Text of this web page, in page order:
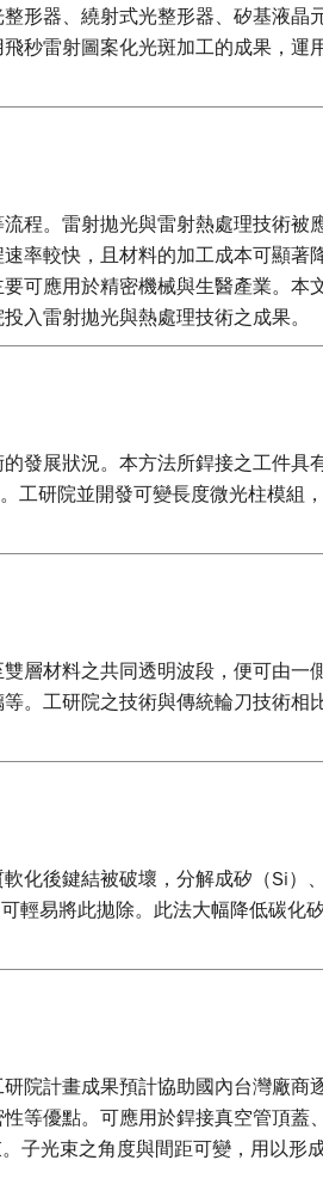
形器、繞射式光整形器、矽基液晶
秒雷射圖案化光斑加工的成果，運
程。雷射拋光與雷射熱處理技術被
率較快，且材料的加工成本可顯著
可應用於精密機械與生醫產業。本
入雷射拋光與熱處理技術之成果。
發展狀況。本方法所銲接之工件具
研院並開發可變長度微光柱模組
層材料之共同透明波段，便可由一
。工研院之技術與傳統輪刀技術相
化後鍵結被破壞，分解成矽（Si）
輕易將此拋除。此法大幅降低碳化
院計畫成果預計協助國內台灣廠商
等優點。可應用於銲接真空管頂蓋
子光束之角度與間距可變，用以形